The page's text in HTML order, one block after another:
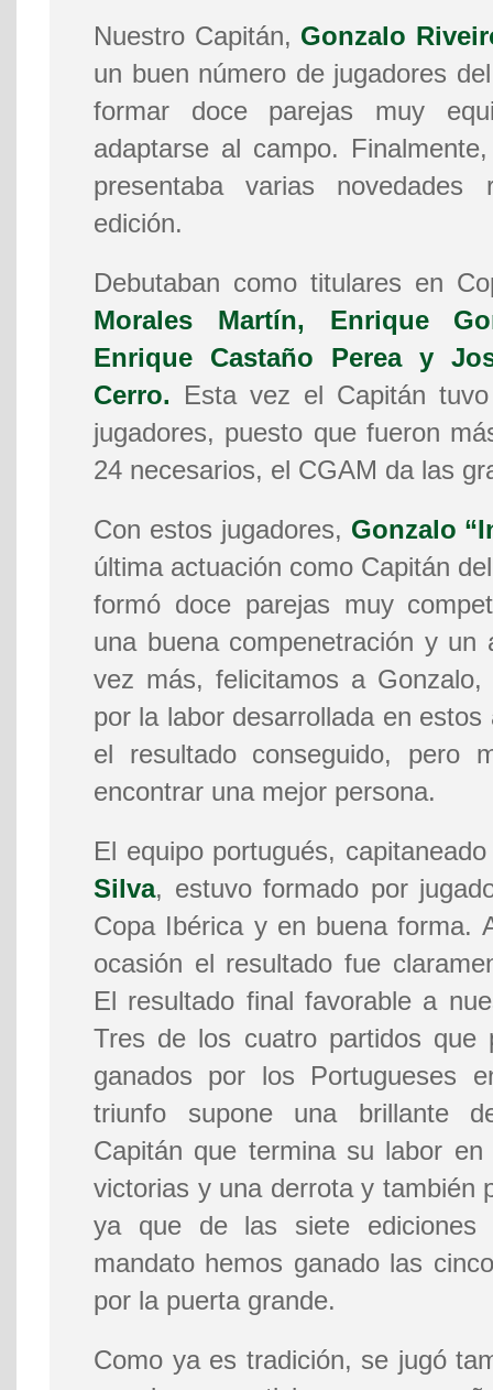
Nuestro Capitán, Gonzalo
un buen número de jugadores
formar doce parejas muy
adaptarse al campo.
presentaba varias
edición.
Debutaban como titulares en
Morales Martín, Enrique
Enrique Castaño Perea y
Cerro. Esta vez el Capitán
jugadores, puesto que fueron
24 necesarios, el CGAM da las
Con estos jugadores, Gonzalo
última actuación como Capitán
formó doce parejas muy
una buena compenetración y un
vez más, felicitamos a
por la labor desarrollada en
el resultado conseguido, pero
encontrar una mejor persona.
El equipo portugués,
Silva, estuvo formado por
Copa Ibérica y en buena forma.
ocasión el resultado fue
El resultado final favorable a
Tres de los cuatro partidos que
ganados por los Portugueses
triunfo supone una brillante
Capitán que termina su labor
victorias y una derrota y también
ya que de las siete ediciones
mandato hemos ganado las
por la puerta grande.
Como ya es tradición, se jugó